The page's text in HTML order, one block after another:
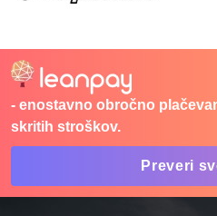
- enostavno obročno
skritih stroškov.
Preveri